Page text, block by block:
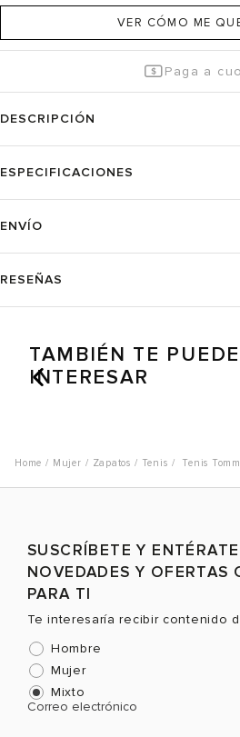
VER CÓMO ME
Paga a
DESCRIPCIÓN
ESPECIFICACIONES
ENVÍO
RESEÑAS
TAMBIÉN TE
INTERESAR
Mujer Zapatos Tenis Tenis
SUSCRÍBETE Y
NOVEDADES Y OFERTAS
PARA TI
Te interesaría recibir contenido
Hombre
Mujer
Mixto
Correo electrónico